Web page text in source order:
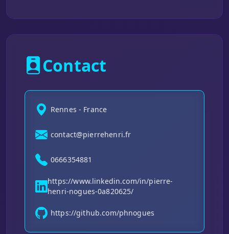
Contact
Rennes - France
contact@pierrehenri.fr
0666354881
https://www.linkedin.com/in/pierre-
henri-nogues-0a820625/
https://github.com/phnogues